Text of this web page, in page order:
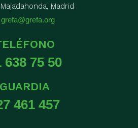
Madrid
grefa@grefa.org
638 75 50
GUARDIA
461 457